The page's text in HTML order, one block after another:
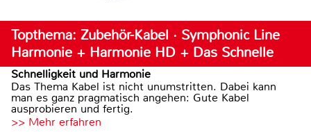
Topthema: Zubehör-Kabel · Symphonic Line
Harmonie + Harmonie HD + Das Schnelle
Schnelligkeit und Harmonie
Das Thema Kabel ist nicht unumstritten. Dabei kann
man es ganz pragmatisch angehen: Gute Kabel
ausprobieren und fertig.
>> Mehr erfahren